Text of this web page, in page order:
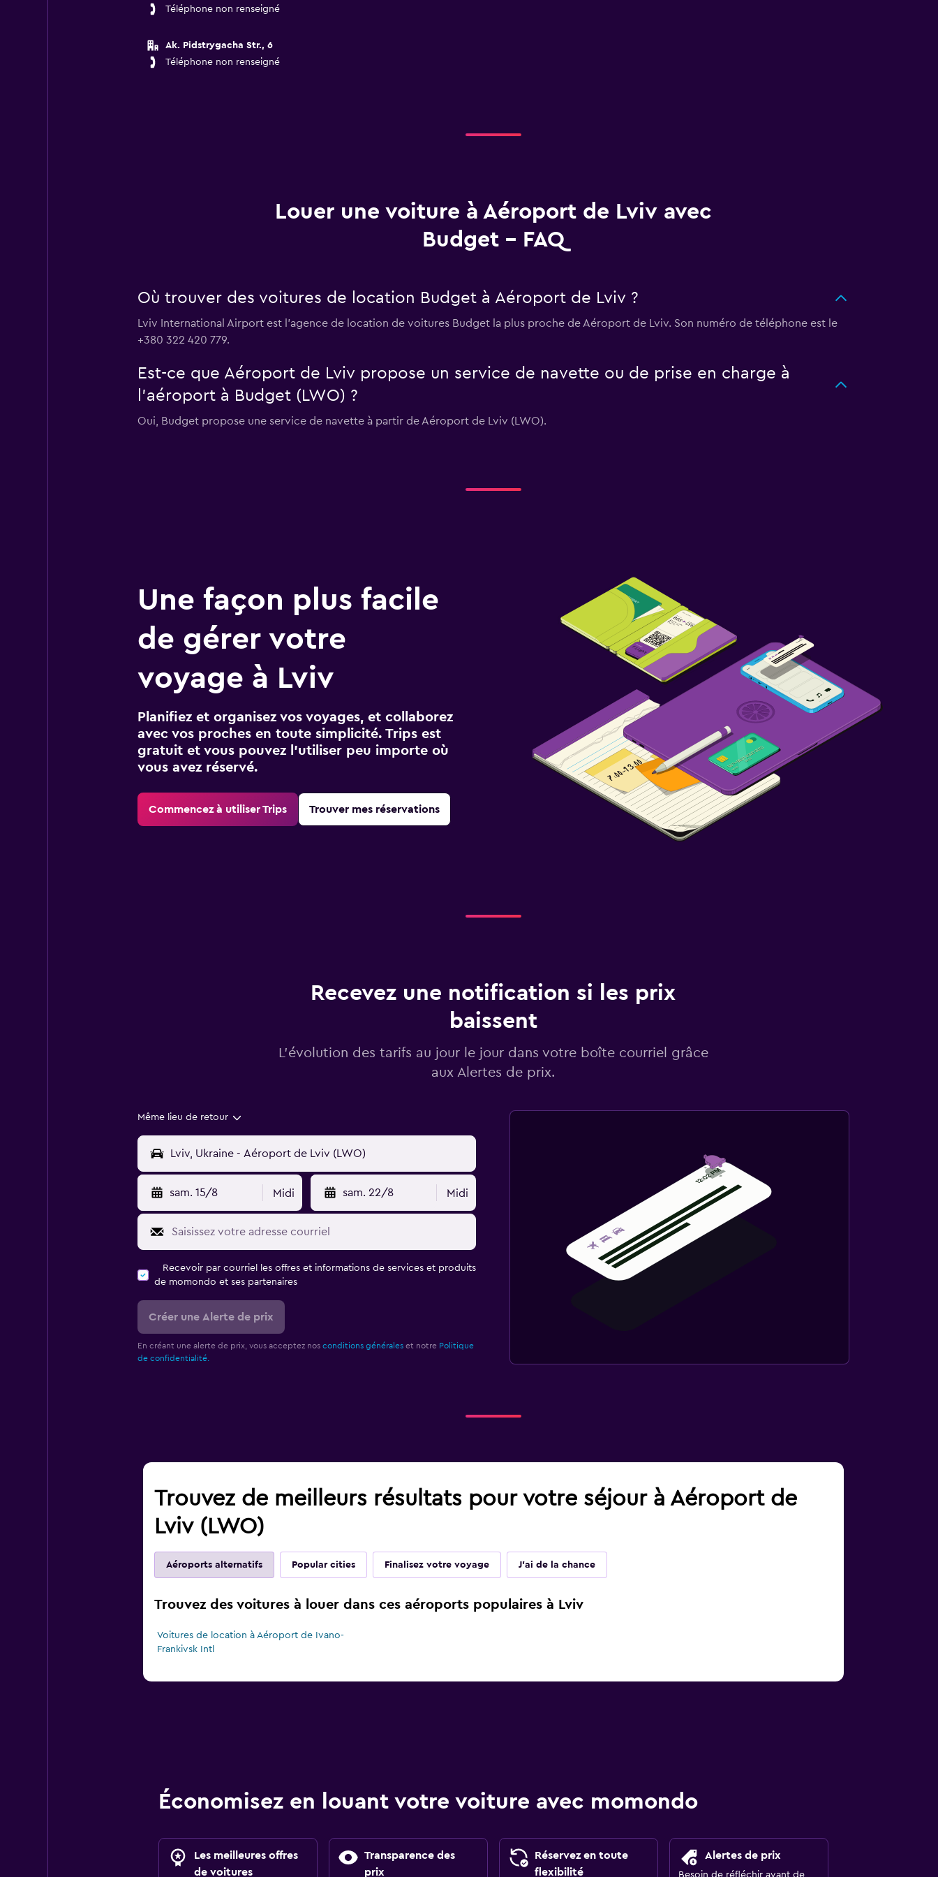
Téléphone non renseigné
Ak. Pidstrygacha Str., 6
Téléphone non renseigné
Louer une voiture à Aéroport de Lviv avec
Budget - FAQ
Où trouver des voitures de location Budget à Aéroport de Lviv ?
Lviv International Airport est l'agence de location de voitures Budget la plus proche de Aéroport de Lviv. Son numéro de téléphone est le
+380 322 420 779.
Est-ce que Aéroport de Lviv propose un service de navette ou de prise en charge à
l’aéroport à Budget (LWO) ?
Oui, Budget propose une service de navette à partir de Aéroport de Lviv (LWO).
Une façon plus facile
de gérer votre
voyage à Lviv
Planifiez et organisez vos voyages, et collaborez
avec vos proches en toute simplicité. Trips est
gratuit et vous pouvez l’utiliser peu importe où
vous avez réservé.
Commencez à utiliser Trips Trouver mes réservations
Recevez une notification si les prix
baissent
L’évolution des tarifs au jour le jour dans votre boîte courriel grâce
aux Alertes de prix.
Même lieu de retour
sam. 15/8 Midi sam. 22/8 Midi
Recevoir par courriel les offres et informations de services et produits
de momondo et ses partenaires
Créer une Alerte de prix
En créant une alerte de prix, vous acceptez nos conditions généraleset notre Politique
de confidentialité.
Trouvez de meilleurs résultats pour votre séjour à Aéroport de
Lviv (LWO)
Aéroports alternatifs Popular cities Finalisez votre voyage J'ai de la chance
Trouvez des voitures à louer dans ces aéroports populaires à Lviv
Voitures de location à Aéroport de Ivano-
Frankivsk Intl
Économisez en louant votre voiture avec momondo
Les meilleures offres
de voitures
Transparence des
prix
Réservez en toute
flexibilité
Alertes de prix